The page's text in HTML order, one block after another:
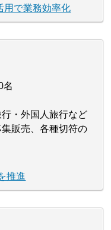
用で業務効率化
名
・外国人旅行など
販売、各種切符の
推進